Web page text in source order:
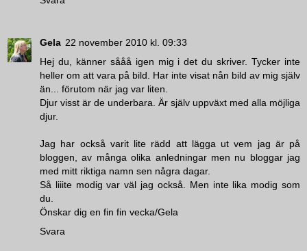
Gela 22 november 2010 kl. 09:33
Hej du, känner sååå igen mig i det du skriver. Tycker inte
heller om att vara på bild. Har inte visat nån bild av mig själv
än... förutom när jag var liten.
Djur visst är de underbara. Är själv uppväxt med alla möjliga
djur.
Jag har också varit lite rädd att lägga ut vem jag är på
bloggen, av många olika anledningar men nu bloggar jag
med mitt riktiga namn sen några dagar.
Så liiite modig var väl jag också. Men inte lika modig som
du.
Önskar dig en fin fin vecka/Gela
Svara